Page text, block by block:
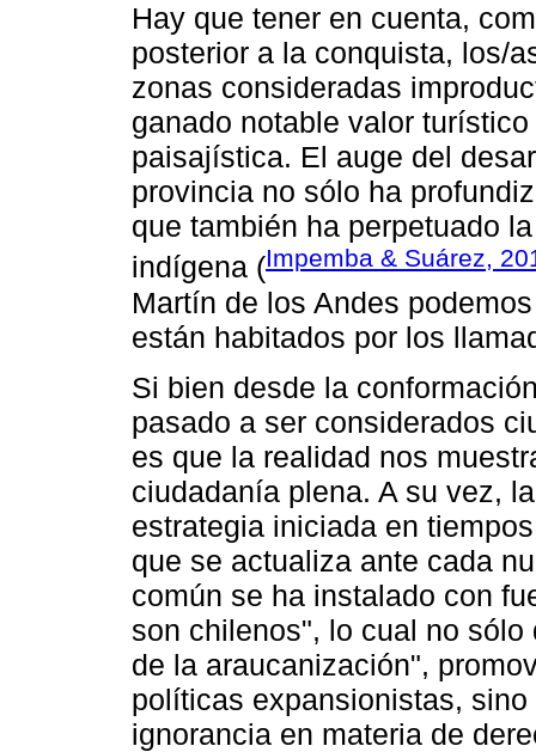
Hay que tener en cuenta,
posterior a la conquista, los/
zonas consideradas
ganado notable valor
paisajística. El auge del
provincia no sólo ha
que también ha perpetuado
indígena (Impemba & Suárez,
Martín de los Andes
están habitados por los
Si bien desde la
pasado a ser considerados
es que la realidad nos
ciudadanía plena. A su vez,
estrategia iniciada en
que se actualiza ante cada
común se ha instalado con
son chilenos", lo cual no
de la araucanización",
políticas expansionistas,
ignorancia en materia de